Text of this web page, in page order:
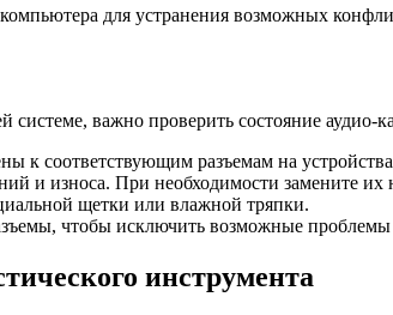
для устранения возможных
важно проверить состояние аудио-
к соответствующим разъемам на
и износа. При необходимости замените
щетки или влажной тряпки.
чтобы исключить возможные
инструмента